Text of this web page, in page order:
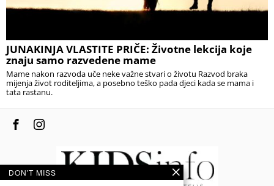
JUNAKINJA VLASTITE PRIČE: Životne lekcija koje
znaju samo razvedene mame
Mame nakon razvoda uče neke važne stvari o životu Razvod braka
mijenja život roditeljima, a posebno teško pada djeci kada se mama i
tata rastanu.
DON'T MISS